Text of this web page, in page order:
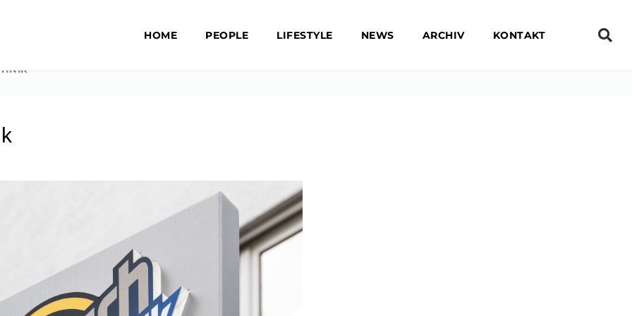
HOME PEOPLE LIFESTYLE NEWS ARCHIV KONTAKT